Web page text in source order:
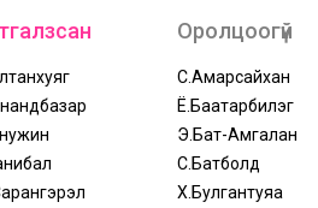
Оролцоогүй
С.Амарсайхан
Ё.Баатарбилэг
Э.Бат-Амгалан
С.Батболд
Х.Булгантуяа